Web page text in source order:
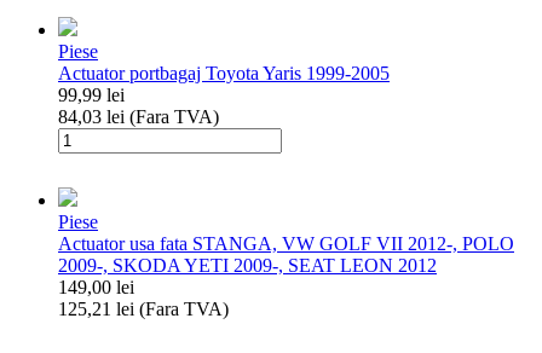
centralizata
incuietoare
broasca
usa
fata
VW/SKODA
Piese
Actuator portbagaj Toyota Yaris 1999-2005
99,99 lei
84,03 lei (Fara TVA)
Cantitate
Actuator
Toyota
Yaris
1999-
2005
Piese
Actuator usa fata STANGA, VW GOLF VII 2012-, POLO
2009-, SKODA YETI 2009-, SEAT LEON 2012
149,00 lei
125,21 lei (Fara TVA)